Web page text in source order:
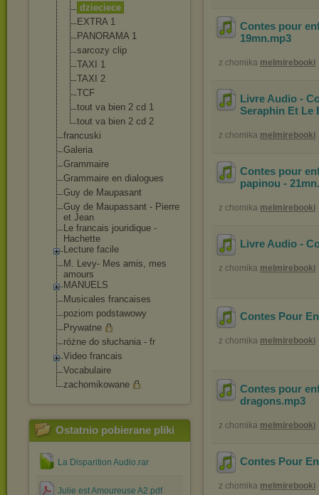
dzieciece
EXTRA 1
PANORAMA 1
sarcozy clip
TAXI 1
TAXI 2
TCF
tout va bien 2 cd 1
tout va bien 2 cd 2
francuski
Galeria
Grammaire
Grammaire en dialogues
Guy de Maupasant
Guy de Maupassant - Pierre
et Jean
Le francais jouridique -
Hachette
Lecture facile
M. Levy- Mes amis, mes
amours
MANUELS
Musicales francaises
poziom podstawowy
Prywatne
różne do słuchania - fr
Video francais
Vocabulaire
zachomikowane
Ostatnio pobierane pliki
La Disparition Audio.rar
Julie est Amoureuse A2.pdf
Contes pour
19mn.mp3
z chomika melmirebooki
Livre Audio -
Seraphin Et Le
z chomika melmirebooki
Contes pour
papinou - 21mn
z chomika melmirebooki
Livre Audio -
z chomika melmirebooki
Contes Pour
z chomika melmirebooki
Contes pour
dragons.mp3
z chomika melmirebooki
Contes Pour
z chomika melmirebooki